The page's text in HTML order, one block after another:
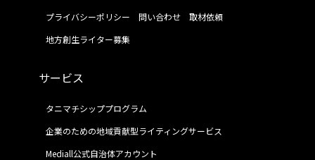
プライバシーポリシー
問い合わせ
取材依頼
地方創生ライター募集
サービス
タニマチシッププログラム
企業のための地域貢献型ライティングサービス
Mediall公式自治体アカウント